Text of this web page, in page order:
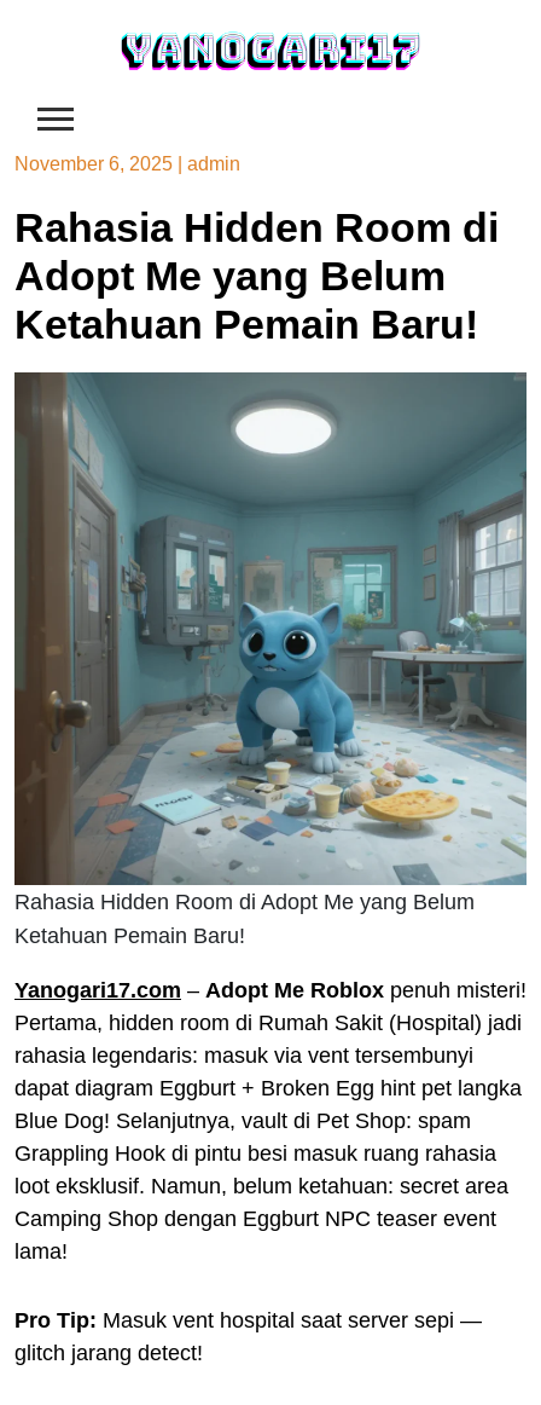
November 6, 2025 admin
Rahasia Hidden Room di
Adopt Me yang Belum
Ketahuan Pemain Baru!
Rahasia Hidden Room di Adopt Me yang Belum
Ketahuan Pemain Baru!
Yanogari17.com – Adopt Me Roblox penuh misteri!
Pertama, hidden room di Rumah Sakit (Hospital) jadi
rahasia legendaris: masuk via vent tersembunyi
dapat diagram Eggburt + Broken Egg hint pet langka
Blue Dog! Selanjutnya, vault di Pet Shop: spam
Grappling Hook di pintu besi masuk ruang rahasia
loot eksklusif. Namun, belum ketahuan: secret area
Camping Shop dengan Eggburt NPC teaser event
lama!
Pro Tip: Masuk vent hospital saat server sepi —
glitch jarang detect!